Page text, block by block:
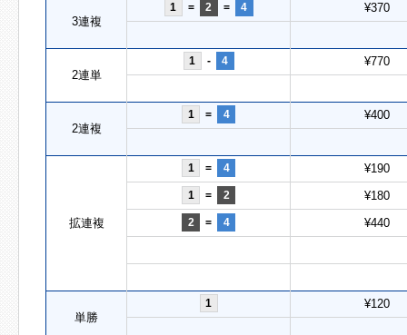
3連複
1 = 2 = 4 ¥370
2連単
1 - 4 ¥770
2連複
1 = 4 ¥400
拡連複
1 = 4 ¥190
1 = 2 ¥180
2 = 4 ¥440
単勝
1 ¥120